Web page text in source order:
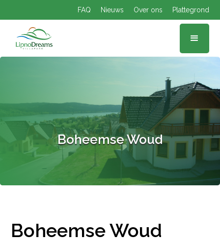
FAQ Nieuws Over ons Plattegrond
Boheemse Woud
Boheemse Woud